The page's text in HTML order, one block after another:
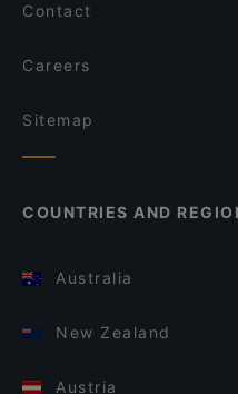
Contact
Careers
Sitemap
COUNTRIES AND
Australia
New Zealand
Austria